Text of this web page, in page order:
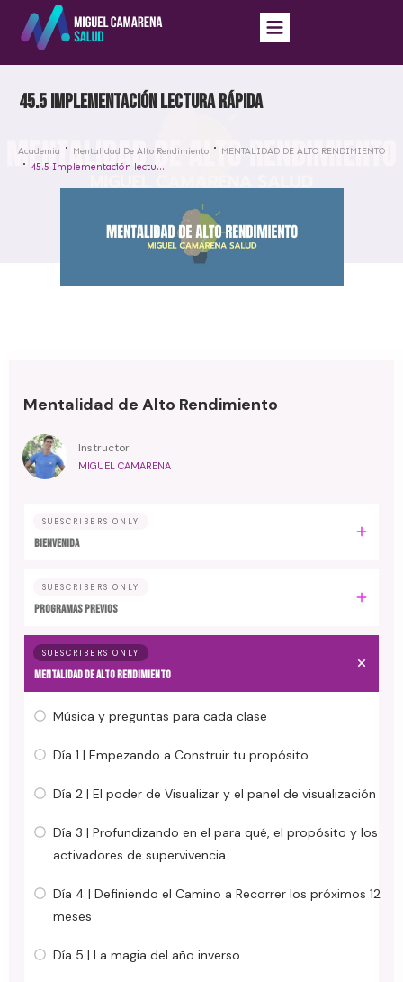
45.5 Implementación lectura rápida
Academia Mentalidad De Alto Rendimiento MENTALIDAD DE ALTO RENDIMIENTO
45.5 Implementación lectura rápida
Mentalidad de Alto Rendimiento
Instructor
MIGUEL CAMARENA
SUBSCRIBERS ONLY
BIENVENIDA
SUBSCRIBERS ONLY
PROGRAMAS PREVIOS
SUBSCRIBERS ONLY
MENTALIDAD DE ALTO RENDIMIENTO
Música y preguntas para cada clase
Día 1 | Empezando a Construir tu propósito
Día 2 | El poder de Visualizar y el panel de visualización
Día 3 | Profundizando en el para qué, el propósito y los
activadores de supervivencia
Día 4 | Definiendo el Camino a Recorrer los próximos 12
meses
Día 5 | La magia del año inverso